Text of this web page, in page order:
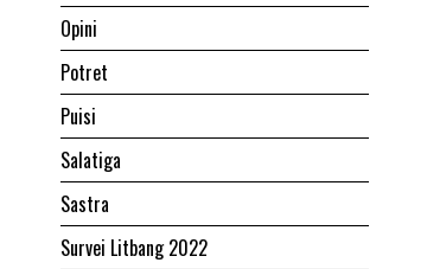
Opini
Potret
Puisi
Salatiga
Sastra
Survei Litbang 2022